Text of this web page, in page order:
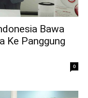
Bawa
Ke Panggung
0